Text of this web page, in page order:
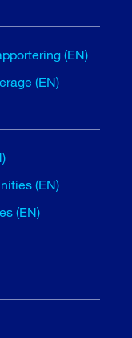
(EN)
(EN)
(EN)
(EN)